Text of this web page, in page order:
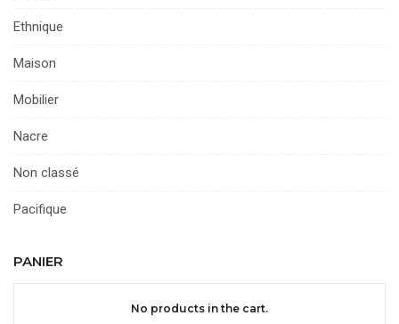
Ethnique
Maison
Mobilier
Nacre
Non classé
Pacifique
PANIER
No products in the cart.